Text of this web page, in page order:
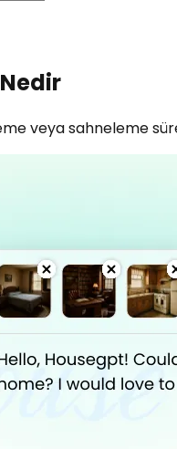
veya sahneleme